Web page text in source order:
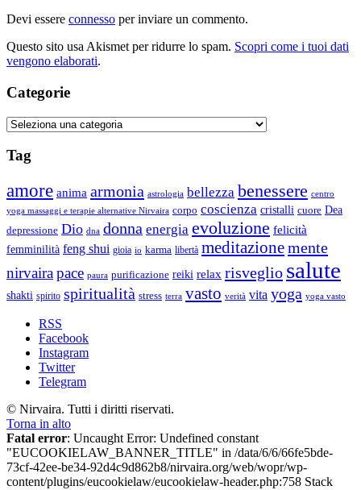
Devi essere connesso per inviare un commento.
Questo sito usa Akismet per ridurre lo spam. Scopri come i tuoi dati
vengono elaborati.
Categorie
Categorie
Tag
amore anima armonia astrologia bellezza benessere centro
yoga massaggi e terapie alternative Nirvaira corpo coscienza cristalli cuore Dea
depressione Dio dna donna energia evoluzione felicità
femminilità feng shui gioia io karma libertà meditazionemente
nirvairapace paura purificazione reiki relax risveglio salute
shakti spirito spiritualità stress terra vasto verità vita yoga yoga vasto
RSS
Facebook
Instagram
Twitter
Telegram
© Nirvaira. Tutti i diritti riservati.
Torna in alto
Fatal error: Uncaught Error: Undefined constant
"EUCOOKIELAW_BANNER_TITLE" in /data/6/6/66fe5bde-
73cf-42ee-be34-92d4c9d862b8/nirvaira.org/web/wopr/wp-
content/plugins/eucookielaw/eucookielaw-header.php:758 Stack